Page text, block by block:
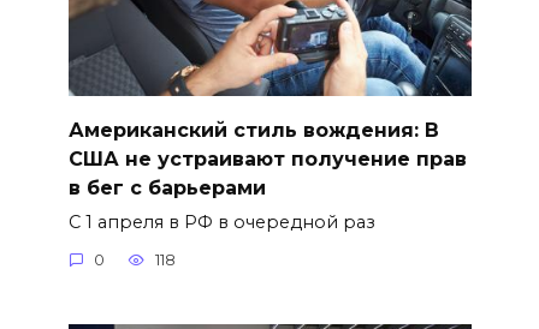
Американский стиль вождения: В
США не устраивают получение прав
в бег с барьерами
С 1 апреля в РФ в очередной раз
0 118